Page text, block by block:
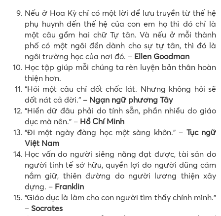
Nếu ở Hoa Kỳ chỉ có một lời để lưu truyền từ thế hệ
phụ huynh đến thế hệ của con em họ thì đó chỉ là
một câu gồm hai chữ Tự tân. Và nếu ở mỗi thành
phố có một ngôi đền dành cho sự tự tân, thì đó là
ngôi trường học của nơi đó. – Ellen Goodman
Học tập giúp mỗi chúng ta rèn luyện bản thân hoàn
thiện hơn.
“Hỏi một câu chỉ dốt chốc lát. Nhưng không hỏi sẽ
dốt nát cả đời.” – Ngạn ngữ phương Tây
“Hiền dữ đâu phải do tính sẵn, phần nhiều do giáo
dục mà nên.” – Hồ Chí Minh
“Đi một ngày đàng học một sàng khôn.” – Tục ngữ
Việt Nam
Học vấn do người siêng năng đạt được, tài sản do
người tinh tế sở hữu, quyền lợi do người dũng cảm
nắm giữ, thiên đường do người lương thiện xây
dựng. – Franklin
“Giáo dục là làm cho con người tìm thấy chính mình.”
– Socrates